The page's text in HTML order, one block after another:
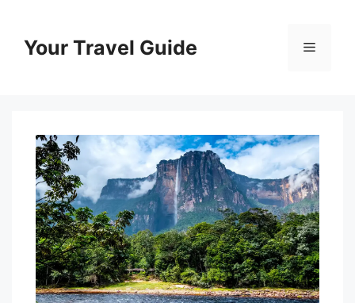
contentYour Travel Guide Menu